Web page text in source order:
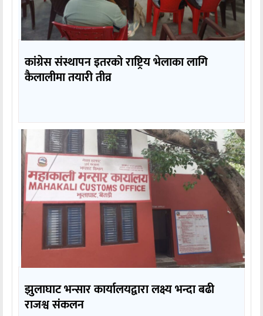
कांग्रेस संस्थापन इतरको राष्ट्रिय भेलाका लागि
कैलालीमा तयारी तीव्र
झुलाघाट भन्सार कार्यालयद्वारा लक्ष्य भन्दा बढी
राजश्व संकलन